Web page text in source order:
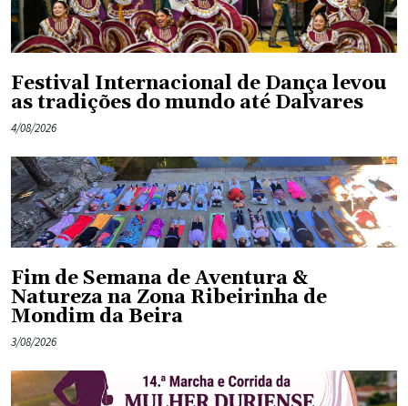
Festival Internacional de Dança levou
as tradições do mundo até Dalvares
4/08/2026
Fim de Semana de Aventura &
Natureza na Zona Ribeirinha de
Mondim da Beira
3/08/2026